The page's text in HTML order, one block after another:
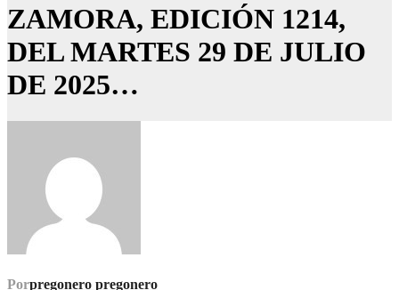
ZAMORA, EDICIÓN 1214,
DEL MARTES 29 DE JULIO
DE 2025…
Porpregonero pregonero